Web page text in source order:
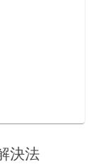
決法